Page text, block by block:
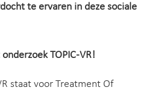
te ervaren in deze sociale
TOPIC-VR!
staat voor Treatment Of